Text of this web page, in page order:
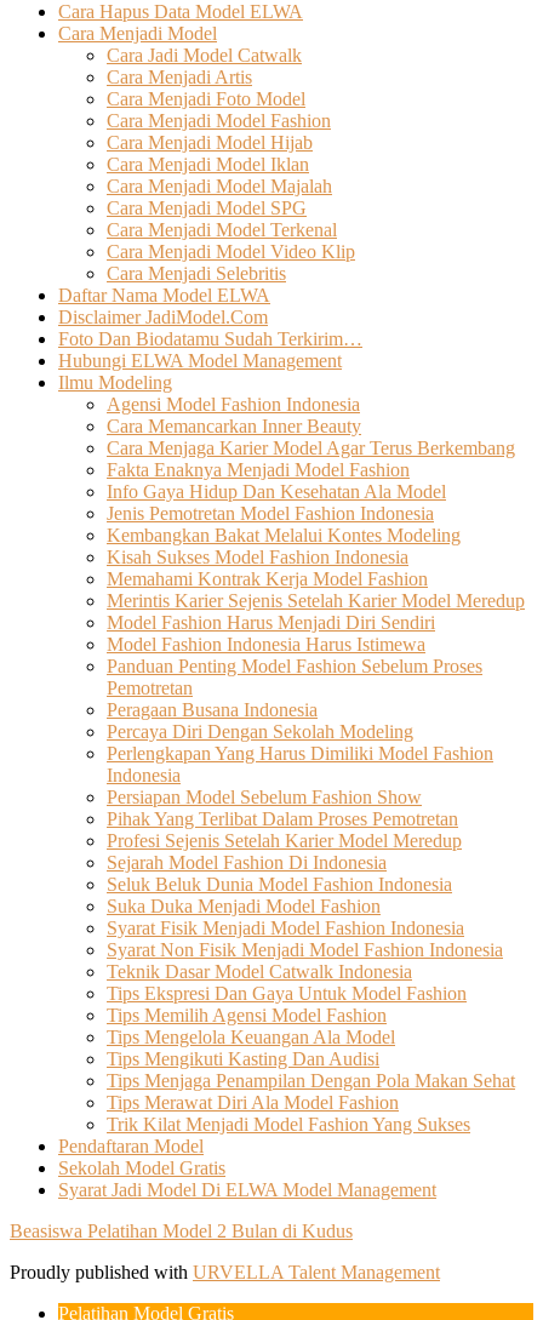
Cara Hapus Data Model ELWA
Cara Menjadi Model
Cara Jadi Model Catwalk
Cara Menjadi Artis
Cara Menjadi Foto Model
Cara Menjadi Model Fashion
Cara Menjadi Model Hijab
Cara Menjadi Model Iklan
Cara Menjadi Model Majalah
Cara Menjadi Model SPG
Cara Menjadi Model Terkenal
Cara Menjadi Model Video Klip
Cara Menjadi Selebritis
Daftar Nama Model ELWA
Disclaimer JadiModel.Com
Foto Dan Biodatamu Sudah Terkirim…
Hubungi ELWA Model Management
Ilmu Modeling
Agensi Model Fashion Indonesia
Cara Memancarkan Inner Beauty
Cara Menjaga Karier Model Agar Terus Berkembang
Fakta Enaknya Menjadi Model Fashion
Info Gaya Hidup Dan Kesehatan Ala Model
Jenis Pemotretan Model Fashion Indonesia
Kembangkan Bakat Melalui Kontes Modeling
Kisah Sukses Model Fashion Indonesia
Memahami Kontrak Kerja Model Fashion
Merintis Karier Sejenis Setelah Karier Model Meredup
Model Fashion Harus Menjadi Diri Sendiri
Model Fashion Indonesia Harus Istimewa
Panduan Penting Model Fashion Sebelum Proses
Pemotretan
Peragaan Busana Indonesia
Percaya Diri Dengan Sekolah Modeling
Perlengkapan Yang Harus Dimiliki Model Fashion
Indonesia
Persiapan Model Sebelum Fashion Show
Pihak Yang Terlibat Dalam Proses Pemotretan
Profesi Sejenis Setelah Karier Model Meredup
Sejarah Model Fashion Di Indonesia
Seluk Beluk Dunia Model Fashion Indonesia
Suka Duka Menjadi Model Fashion
Syarat Fisik Menjadi Model Fashion Indonesia
Syarat Non Fisik Menjadi Model Fashion Indonesia
Teknik Dasar Model Catwalk Indonesia
Tips Ekspresi Dan Gaya Untuk Model Fashion
Tips Memilih Agensi Model Fashion
Tips Mengelola Keuangan Ala Model
Tips Mengikuti Kasting Dan Audisi
Tips Menjaga Penampilan Dengan Pola Makan Sehat
Tips Merawat Diri Ala Model Fashion
Trik Kilat Menjadi Model Fashion Yang Sukses
Pendaftaran Model
Sekolah Model Gratis
Syarat Jadi Model Di ELWA Model Management
Beasiswa Pelatihan Model 2 Bulan di Kudus
Proudly published with URVELLA Talent Management
Pelatihan Model Gratis